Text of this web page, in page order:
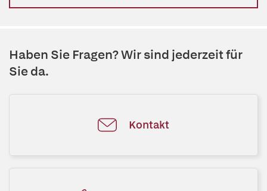
Haben Sie Fragen? Wir sind jederzeit für
Sie da.
Kontakt